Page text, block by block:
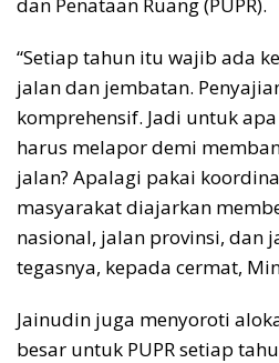
“Setiap tahun itu wajib ada
jalan dan jembatan.
komprehensif. Jadi untuk
harus melapor demi
jalan? Apalagi pakai
masyarakat diajarkan
nasional, jalan provinsi, dan
tegasnya, kepada cermat,
Jainudin juga menyoroti
besar untuk PUPR setiap